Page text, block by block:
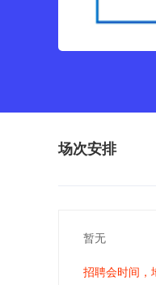
场次安排
暂无
招聘会时间，